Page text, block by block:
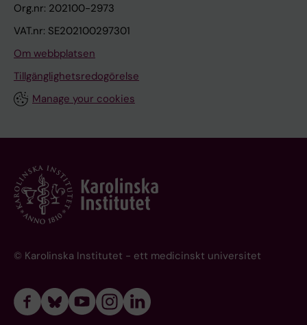
Org.nr: 202100-2973
VAT.nr: SE202100297301
Om webbplatsen
Tillgänglighetsredogörelse
Manage your cookies
© Karolinska Institutet - ett medicinskt universitet